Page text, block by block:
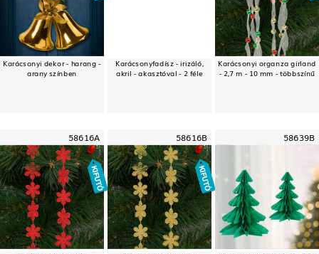
Karácsonyi dekor - harang -
arany színben
Karácsonyfadísz - irizáló,
akril - akasztóval - 2 féle
Karácsonyi organza girland
- 2,7 m - 10 mm - többszínű
58616A 58616B 58639B